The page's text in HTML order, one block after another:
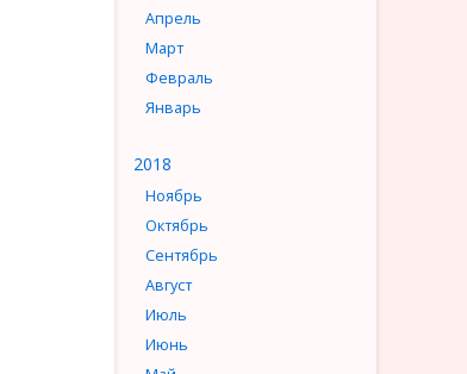
Апрель
Март
Февраль
Январь
2018
Ноябрь
Октябрь
Сентябрь
Август
Июль
Июнь